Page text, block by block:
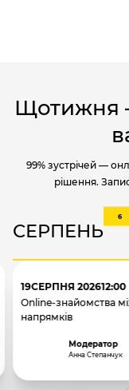
Щотижня
99% зустрічей —
рішення.
СЕРПЕНЬ
6
19СЕРПНЯ 202612:00
Online-знайомства
напрямків
Модератор
Анна Степанчук